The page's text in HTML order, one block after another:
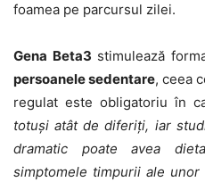
foamea pe parcursul zilei.
Gena Beta3 stimulează
persoanele sedentare, ceea
regulat este obliga­toriu în
totuși atât de diferiți, iar
dramatic poate avea
simptomele timpurii ale